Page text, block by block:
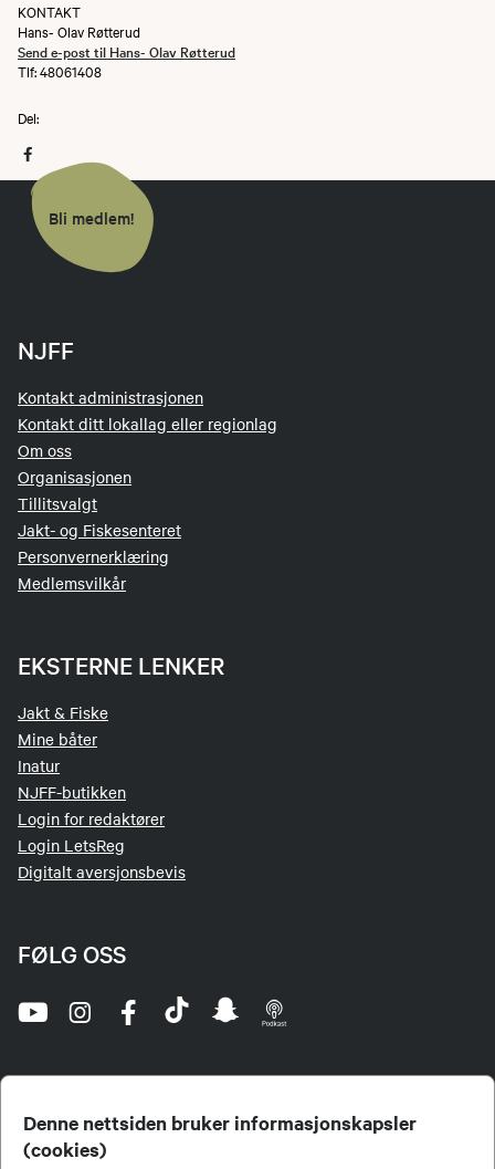
Denne nettsiden bruker informasjonskapsler
(cookies)
KONTAKT
Hans- Olav Røtterud
Send e-post til Hans- Olav Røtterud
Tlf: 48061408
Del:
Bli medlem!
NJFF
Kontakt administrasjonen
Kontakt ditt lokallag eller regionlag
Om oss
Organisasjonen
Tillitsvalgt
Jakt- og Fiskesenteret
Personvernerklæring
Medlemsvilkår
EKSTERNE LENKER
Jakt & Fiske
Mine båter
Inatur
NJFF-butikken
Login for redaktører
Login LetsReg
Digitalt aversjonsbevis
FØLG OSS